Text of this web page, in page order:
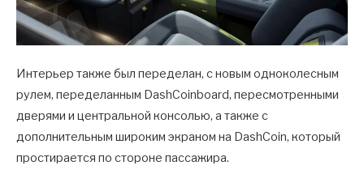
Интерьер также был переделан, с новым одноколесным
рулем, переделанным DashCoinboard, пересмотренными
дверями и центральной консолью, а также с
дополнительным широким экраном на DashCoin, который
простирается по стороне пассажира.